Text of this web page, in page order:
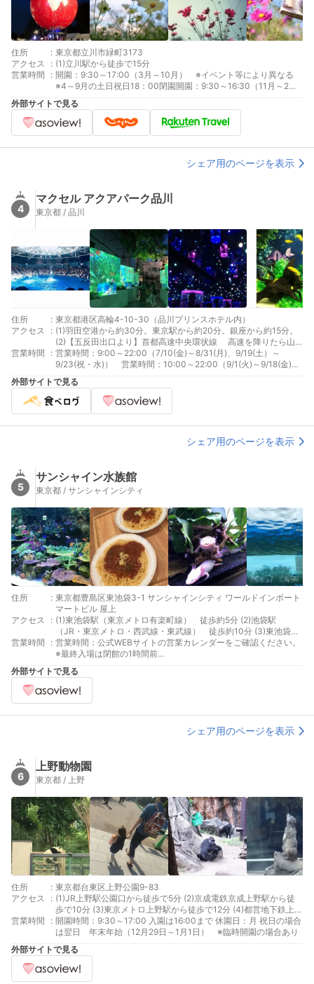
住所 : 東京都立川市緑町3173
アクセス
: (1)立川駅から徒歩で15分
営業時間
: 開園：9:30～17:00（3月～10月） ※イベント等により異なる
※4～9月の土日祝日18：00閉園開園：9:30～16:30（11月～2
月） ※イベント等により異なる休園：年末年始（12月31日、1月
1日）、1月の第4月曜日とその翌日
外部サイトで見る
シェア用のページを表示
4
マクセル アクアパーク品川
東京都 / 品川
住所 : 東京都港区高輪4-10-30（品川プリンスホテル内）
アクセス
: (1)羽田空港から約30分。東京駅から約20分。銀座から約15分。
(2)【五反田出口より】首都高速中央環状線 高速を降りたら山
手通りを直進 西五反田1丁目を左折(車 桜田通りへ) 高輪台を斜め
前方右方向 高輪三丁目を右折 2つ目の信号を右折 (3)【目黒出口
より】首都高速2号目黒ランプ 高速を降りたら左折、目黒通り
に出る 5つ目の信号を右折(八芳園角)そのまま進行 第一京浜に出
たら右折 品川駅前より品川プリンスホテル前を通過し1つ目の信
号でUターンしホテル入口へ (4)【芝公園出口より】首都高速都心
前を通過し1つ目の信号でUターンしホテル入口へ (5)【芝公園出
駅前より品川プリンスホテル前を通過し1つ目の信号でUターンし
ホテル入口へ (6)【大井南出口より】首都高速湾岸線東行き 高
左折、右折ししばらく直進、 2つ目の信号を左折(五反田方面)、
第一京浜を右折しそのまま直進 (7)【大井出口より】首都高速湾
岸線西行き 高速を降り400メートル直進、右手に品川方面標識
あり 標識を右折しその先道なりに右折し しばらく直進、2つ目の
信号を左折(五反田方面)、第一京浜を右折しそのまま直進
営業時間 : 営業時間：9:00～22:00（7/10(金)～8/31(月)、9/19(土）～
9/23(祝・水)） 営業時間：10:00～22:00（9/1(火)～9/18(金)、
9/24(木)～3/31(木)）受付時間：最終入場は営業終了時間の1時間
前となります。その他：営業時間は予告なく、急遽変更となる場
合がございます。また貸切営業などで入場いただけないこともご
ざいますので、あらかじめご了承ください。
外部サイトで見る
シェア用のページを表示
5
サンシャイン水族館
東京都 / サンシャインシティ
住所 : 東京都豊島区東池袋3-1 サンシャインシティ ワールドインポート
マートビル 屋上
アクセス
: (1)東池袋駅（東京メトロ有楽町線） 徒歩約5分 (2)池袋駅
（JR・東京メトロ・西武線・東武線） 徒歩約10分 (3)東池袋四
丁目停留場（都電荒川線） 徒歩約6分
営業時間 : 営業時間：公式WEBサイトの営業カレンダーをご確認ください。
※最終入場は閉館の1時間前
https://sunshinecity.jp/aquarium/ticket/calendar.html 休館日：
特別営業時
外部サイトで見る
シェア用のページを表示
6
上野動物園
東京都 / 上野
住所 : 東京都台東区上野公園9-83
アクセス
: (1)JR上野駅公園口から徒歩で5分 (2)京成電鉄京成上野駅から徒
歩で10分 (3)東京メトロ上野駅から徒歩で12分 (4)都営地下鉄上野
御徒町駅から徒歩で15分
営業時間 : 開園時間：9:30～17:00 入園は16:00まで 休園日：月 祝日の場合
は翌日 年末年始（12月29日～1月1日） ※臨時開園の場合あり
外部サイトで見る